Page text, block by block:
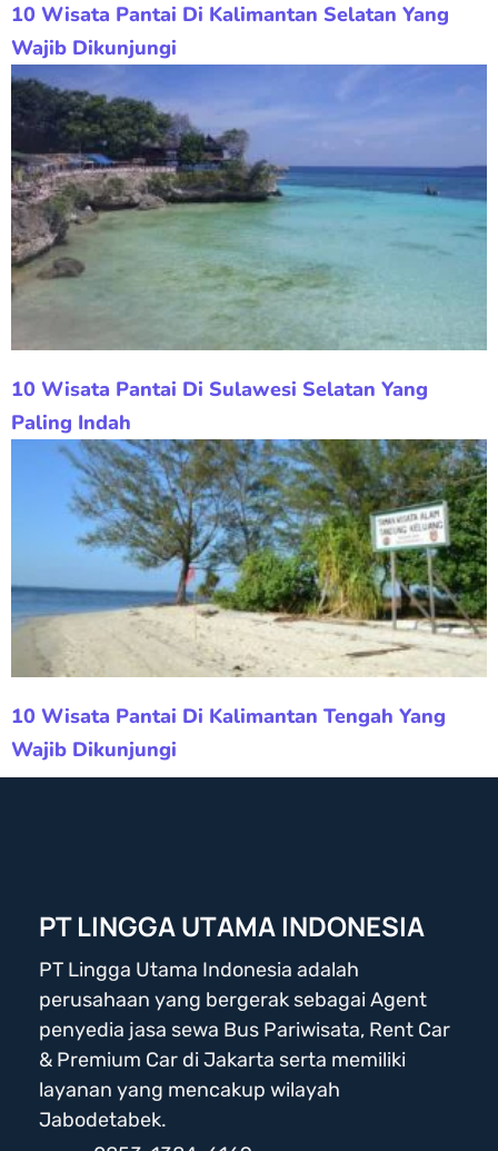
10 Wisata Pantai Di Kalimantan Selatan Yang
Wajib Dikunjungi
10 Wisata Pantai Di Sulawesi Selatan Yang
Paling Indah
10 Wisata Pantai Di Kalimantan Tengah Yang
Wajib Dikunjungi
PT LINGGA UTAMA INDONESIA
PT Lingga Utama Indonesia adalah
perusahaan yang bergerak sebagai Agent
penyedia jasa sewa Bus Pariwisata, Rent Car
& Premium Car di Jakarta serta memiliki
layanan yang mencakup wilayah
Jabodetabek.